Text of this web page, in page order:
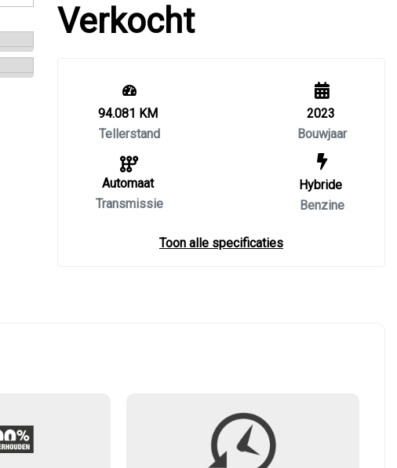
Verkocht
94.081 KM
Tellerstand
Automaat
Transmissie
2023
Bouwjaar
Hybride
Benzine
Toon alle specificaties